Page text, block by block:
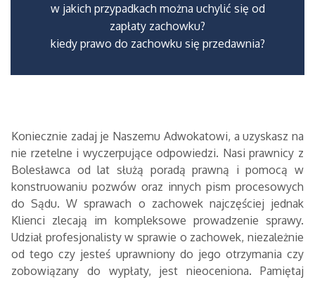
w jakich przypadkach można uchylić się od
zapłaty zachowku?
kiedy prawo do zachowku się przedawnia?
Koniecznie zadaj je Naszemu Adwokatowi, a uzyskasz na
nie rzetelne i wyczerpujące odpowiedzi. Nasi prawnicy z
Bolesławca od lat służą poradą prawną i pomocą w
konstruowaniu pozwów oraz innych pism procesowych
do Sądu. W sprawach o zachowek najczęściej jednak
Klienci zlecają im kompleksowe prowadzenie sprawy.
Udział profesjonalisty w sprawie o zachowek, niezależnie
od tego czy jesteś uprawniony do jego otrzymania czy
zobowiązany do wypłaty, jest nieoceniona. Pamiętaj